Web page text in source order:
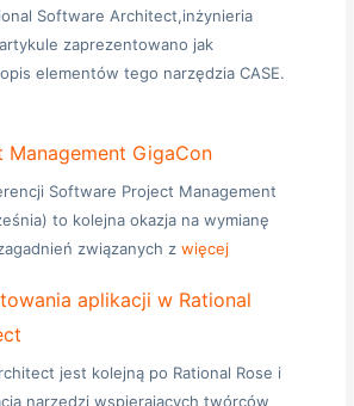
Software Architect,inżynieria
zaprezentowano jak
elementów tego narzędzia CASE.
GigaCon
Software Project Management
to kolejna okazja na wymianę
związanych zwięcej
aplikacji w Rational
jest kolejną po Rational Rose i
narzędzi wspierających twórców